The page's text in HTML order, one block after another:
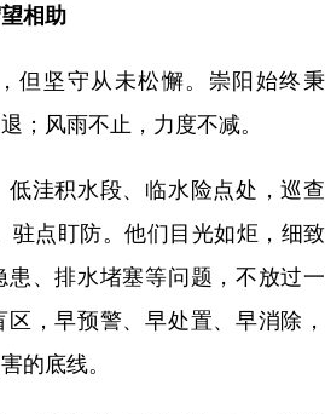
相助
但坚守从未松懈。崇阳始终秉
；风雨不止，力度不减。
洼积水段、临水险点处，巡查
驻点盯防。他们目光如炬，细致
、排水堵塞等问题，不放过一
，早预警、早处置、早消除，
的底线。